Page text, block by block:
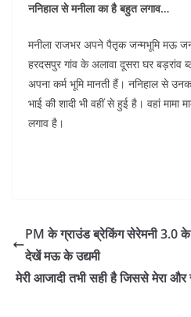
ननिहाल से मनीला का है बहुत लगाव…
मनीला राजभर अपने पैतृक जन्मभूमि मऊ
हरदसपुर गांव के अलावा दूसरा घर बड़रांव
अपना कर्म भूमि मानती हैं। ननिहाल से
भाई की शादी भी वहीं से हुई है। वहां मामा
लगाव है।
PM के ग्राउंड ब्रेकिंग सेरेमनी 3.0
देखें मऊ के उद्यमी
मेरी आजादी तभी सही है जिससे मेरा और